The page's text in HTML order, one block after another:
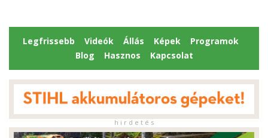
Legfrissebb Videók Állás Képek
Programok
Blog
Hasznos Kapcsolat
h i r d e t é s